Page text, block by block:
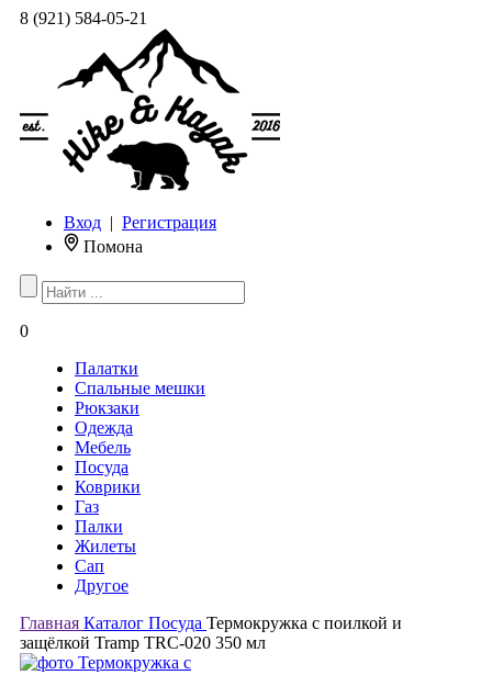
8 (921) 584-05-21
Вход | Регистрация
Помона
0
Палатки
Спальные мешки
Рюкзаки
Одежда
Мебель
Посуда
Коврики
Газ
Палки
Жилеты
Сап
Другое
Главная Каталог Посуда Термокружка с поилкой и
защёлкой Tramp TRC-020 350 мл